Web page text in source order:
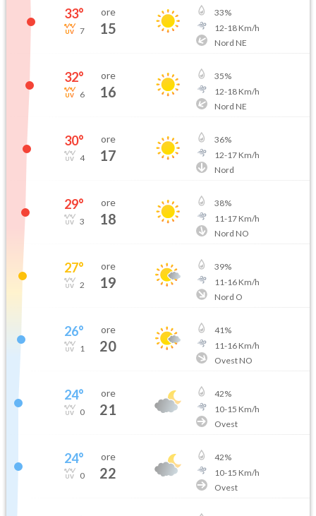
33°
7
ore
15
33%
12-18Km/h
Nord NE
32°
6
ore
16
35%
12-18Km/h
Nord NE
30°
4
ore
17
36%
12-17Km/h
Nord
29°
3
ore
18
38%
11-17Km/h
Nord NO
27°
2
ore
19
39%
11-16Km/h
Nord O
26°
1
ore
20
41%
11-16Km/h
Ovest NO
24°
0
ore
21
42%
10-15 Km/h
Ovest
24°
0
ore
22
42%
10-15 Km/h
Ovest